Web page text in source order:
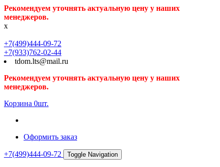
Рекомендуем уточнять актуальную цену у наших
менеджеров.
x
+7(499)444-09-72
+7(933)762-02-44
tdom.lts@mail.ru
Рекомендуем уточнять актуальную цену у наших
менеджеров.
Корзина 0шт.
Оформить заказ
+7(499)444-09-72 Toggle Navigation